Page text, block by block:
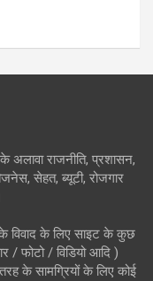
अलावा राजनीति, प्रशासन,
सेहत, ब्यूटी, रोजगार
विवाद के लिए साइट के कुछ
/ फोटो / विडियो आदि )
के सामग्रियों के लिए कोई